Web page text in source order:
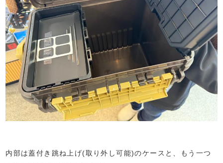
内部は蓋付き跳ね上げ(取り外し可能)のケースと、もう一つ